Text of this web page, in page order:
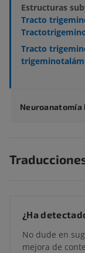
Estructuras
Tracto
Tracto
Neuroanatomía
¿Ha
No dude en
mejora de